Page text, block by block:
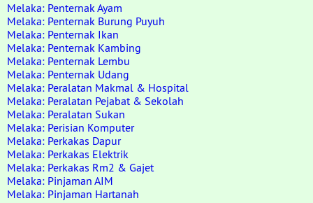
Melaka: Penternak Ayam
Melaka: Penternak Burung Puyuh
Melaka: Penternak Ikan
Melaka: Penternak Kambing
Melaka: Penternak Lembu
Melaka: Penternak Udang
Melaka: Peralatan Makmal & Hospital
Melaka: Peralatan Pejabat & Sekolah
Melaka: Peralatan Sukan
Melaka: Perisian Komputer
Melaka: Perkakas Dapur
Melaka: Perkakas Elektrik
Melaka: Perkakas Rm2 & Gajet
Melaka: Pinjaman AIM
Melaka: Pinjaman Hartanah